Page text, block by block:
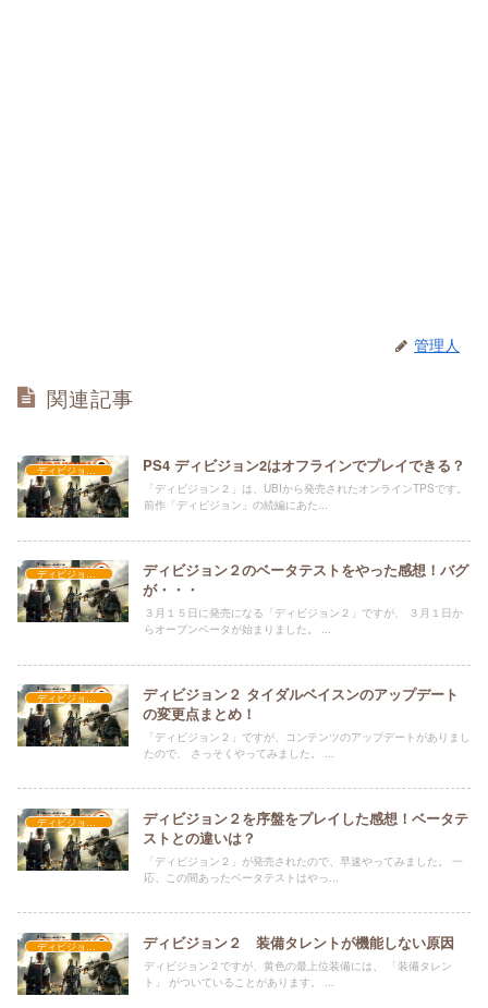
管理人
関連記事
ディビジョン２ PS4 ディビジョン2はオフラインでプレイできる？
「ディビジョン２」は、UBIから発売されたオンラインTPSです。
前作「ディビジョン」の続編にあた...
ディビジョン２
ディビジョン２のベータテストをやった感想！バグ
が・・・
３月１５日に発売になる「ディビジョン２」ですが、 ３月１日か
らオープンベータが始まりました。 ...
ディビジョン２
ディビジョン２ タイダルベイスンのアップデート
の変更点まとめ！
「ディビジョン２」ですが、コンテンツのアップデートがありまし
たので、 さっそくやってみました。 ...
ディビジョン２
ディビジョン２を序盤をプレイした感想！ベータテ
ストとの違いは？
「ディビジョン２」が発売されたので、早速やってみました。 一
応、この間あったベータテストはやっ...
ディビジョン２ ディビジョン２ 装備タレントが機能しない原因
ディビジョン２ですが、黄色の最上位装備には、 「装備タレン
ト」 がついていることがあります。 ...